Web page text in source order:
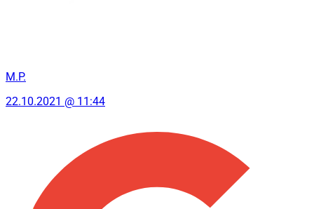
M.P.
22.10.2021 @ 11:44